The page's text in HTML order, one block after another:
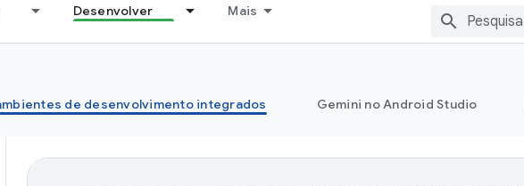
Desenvolver Mais
de desenvolvimento integrados Gemini no Android Studio